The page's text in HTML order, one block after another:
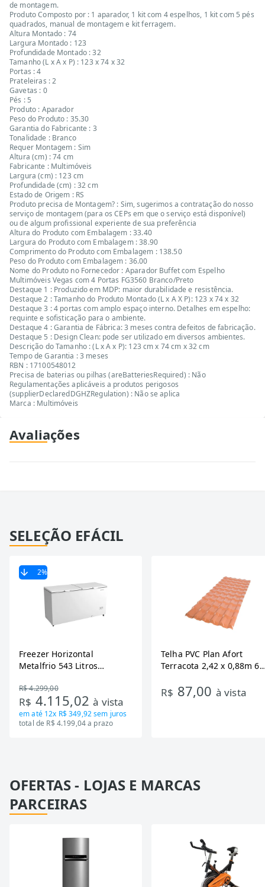
de montagem.
Produto Composto por : 1 aparador, 1 kit com 4 espelhos, 1 kit com 5 pés
quadrados, manual de montagem e kit ferragem.
Altura Montado : 74
Largura Montado : 123
Profundidade Montado : 32
Tamanho (L x A x P) : 123 x 74 x 32
Portas : 4
Prateleiras : 2
Gavetas : 0
Pés : 5
Produto : Aparador
Peso do Produto : 35.30
Garantia do Fabricante : 3
Tonalidade : Branco
Requer Montagem : Sim
Altura (cm) : 74 cm
Fabricante : Multimóveis
Largura (cm) : 123 cm
Profundidade (cm) : 32 cm
Estado de Origem : RS
Produto precisa de Montagem? : Sim, sugerimos a contratação do nosso
serviço de montagem (para os CEPs em que o serviço está disponível)
ou de algum profissional experiente de sua preferência
Altura do Produto com Embalagem : 33.40
Largura do Produto com Embalagem : 38.90
Comprimento do Produto com Embalagem : 138.50
Peso do Produto com Embalagem : 36.00
Nome do Produto no Fornecedor : Aparador Buffet com Espelho
Multimóveis Vegas com 4 Portas FG3560 Branco/Preto
Destaque 1 : Produzido em MDP: maior durabilidade e resistência.
Destaque 2 : Tamanho do Produto Montado (L x A X P): 123 x 74 x 32
Destaque 3 : 4 portas com amplo espaço interno. Detalhes em espelho:
requinte e sofisticação para o ambiente.
Destaque 4 : Garantia de Fábrica: 3 meses contra defeitos de fabricação.
Destaque 5 : Design Clean: pode ser utilizado em diversos ambientes.
Descrição do Tamanho : (L x A x P): 123 cm x 74 cm x 32 cm
Tempo de Garantia : 3 meses
RBN : 17100548012
Precisa de baterias ou pilhas (areBatteriesRequired) : Não
Regulamentações aplicáveis a produtos perigosos
(supplierDeclaredDGHZRegulation) : Não se aplica
Marca : Multimóveis
Avaliações
SELEÇÃO EFÁCIL
2%
Freezer Horizontal
Metalfrio 543 Litros
Tecnologia Inverter, Branco,
Bivolt
R$ 4.299,00
R$ 4.115,02à vista
em até 12x R$ 349,92sem juros
total de R$ 4.199,04 a prazo
Telha PVC Plan Afort
Terracota 2,42 x 0,88m 6
R$ 87,00 à vista
OFERTAS - LOJAS E MARCAS
PARCEIRAS